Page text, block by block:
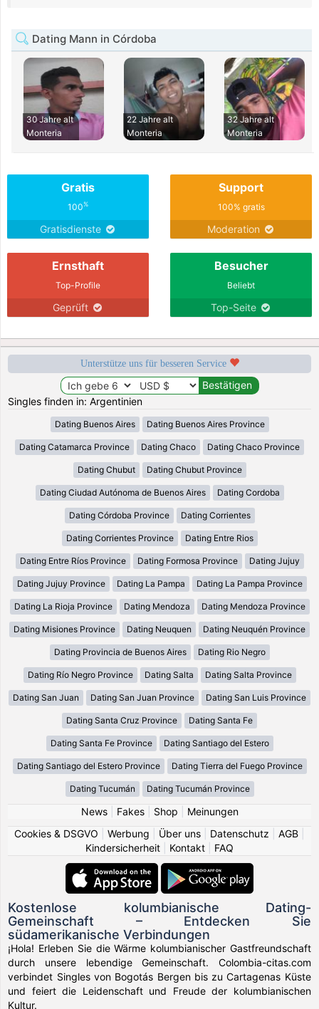
Dating Mann in Córdoba
30 Jahre alt
Monteria
22 Jahre alt
Monteria
32 Jahre alt
Monteria
Gratis
100%
Gratisdienste
Support
100% gratis
Moderation
Ernsthaft
Top-Profile
Geprüft
Besucher
Beliebt
Top-Seite
Unterstütze uns für besseren Service
Singles finden in: Argentinien
Dating Buenos Aires Dating Buenos Aires Province
Dating Catamarca Province Dating Chaco Dating Chaco Province
Dating Chubut Dating Chubut Province
Dating Ciudad Autónoma de Buenos Aires Dating Cordoba
Dating Córdoba Province Dating Corrientes
Dating Corrientes Province Dating Entre Rios
Dating Entre Ríos Province Dating Formosa Province Dating Jujuy
Dating Jujuy Province Dating La Pampa Dating La Pampa Province
Dating La Rioja Province Dating Mendoza Dating Mendoza Province
Dating Misiones Province Dating Neuquen Dating Neuquén Province
Dating Provincia de Buenos Aires Dating Rio Negro
Dating Río Negro Province Dating Salta Dating Salta Province
Dating San Juan Dating San Juan Province Dating San Luis Province
Dating Santa Cruz Province Dating Santa Fe
Dating Santa Fe Province Dating Santiago del Estero
Dating Santiago del Estero Province Dating Tierra del Fuego Province
Dating Tucumán Dating Tucumán Province
News| Fakes| Shop
Meinungen
Cookies & DSGVO
Werbung Über uns Datenschutz AGB
Kindersicherheit
Kontakt FAQ
Kostenlose kolumbianische Dating-
Gemeinschaft – Entdecken Sie
südamerikanische Verbindungen
¡Hola! Erleben Sie die Wärme kolumbianischer Gastfreundschaft
durch unsere lebendige Gemeinschaft. Colombia-citas.com
verbindet Singles von Bogotás Bergen bis zu Cartagenas Küste
und feiert die Leidenschaft und Freude der kolumbianischen
Kultur.